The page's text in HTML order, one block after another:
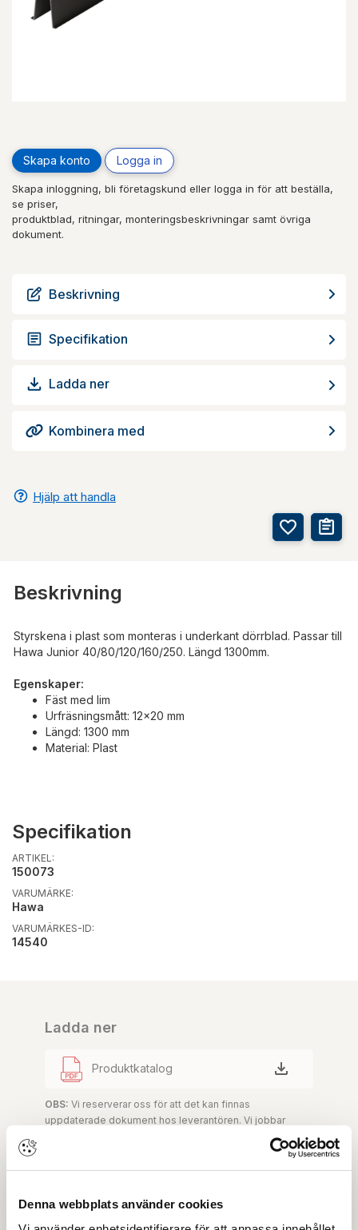
Denna webbplats använder cookies
Skapa konto Logga in
Skapa inloggning, bli företagskund eller logga in för att beställa,
se priser,
produktblad, ritningar, monteringsbeskrivningar samt övriga
dokument.
Beskrivning
Specifikation
Ladda ner
Kombinera med
Hjälp att handla
Beskrivning
Styrskena i plast som monteras i underkant dörrblad. Passar till
Hawa Junior 40/80/120/160/250. Längd 1300mm.
Egenskaper:
Fäst med lim
Urfräsningsmått: 12x20 mm
Längd: 1300 mm
Material: Plast
Specifikation
ARTIKEL:
150073
VARUMÄRKE:
Hawa
VARUMÄRKES-ID:
14540
Ladda ner
Produktkatalog
OBS: Vi reserverar oss för att det kan finnas
uppdaterade dokument hos leverantören. Vi jobbar
löpande med att säkerställa att våra dokument är så
Skapa konto Logga in